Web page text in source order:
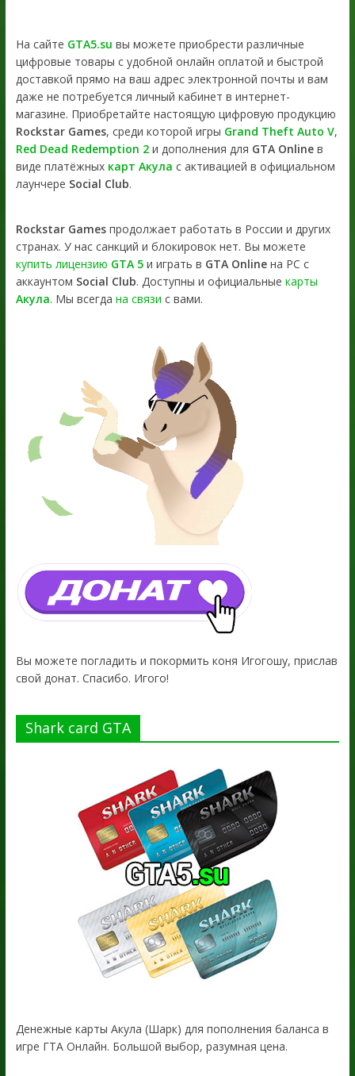
На сайте GTA5.su вы можете приобрести различные
цифровые товары с удобной онлайн оплатой и быстрой
доставкой прямо на ваш адрес электронной почты и вам
даже не потребуется личный кабинет в интернет-
магазине. Приобретайте настоящую цифровую продукцию
Rockstar Games, среди которой игры Grand Theft Auto V,
Red Dead Redemption 2и дополнения для GTA Onlineв
виде платёжных карт Акула с активацией в официальном
лаунчере Social Club.
Rockstar Gamesпродолжает работать в России и других
странах. У нас санкций и блокировок нет. Вы можете
купить лицензию GTA 5и играть в GTA Onlineна PC с
аккаунтом Social Club. Доступны и официальные карты
Акула. Мы всегда на связи с вами.
Вы можете погладить и покормить коня Игогошу, прислав
свой донат. Спасибо. Игого!
Shark card GTA
Денежные карты Акула (Шарк) для пополнения баланса в
игре ГТА Онлайн. Большой выбор, разумная цена.